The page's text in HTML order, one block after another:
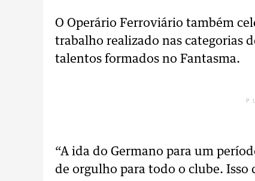
O Operário Ferroviário também
trabalho realizado nas categorias
talentos formados no Fantasma.
“A ida do Germano para um
de orgulho para todo o clube.